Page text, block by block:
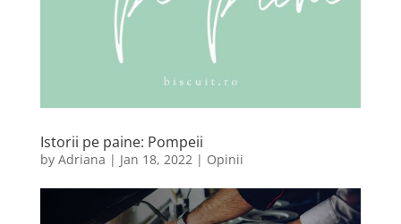
Istorii pe paine: Pompeii
by Adriana | Jan 18, 2022| Opinii